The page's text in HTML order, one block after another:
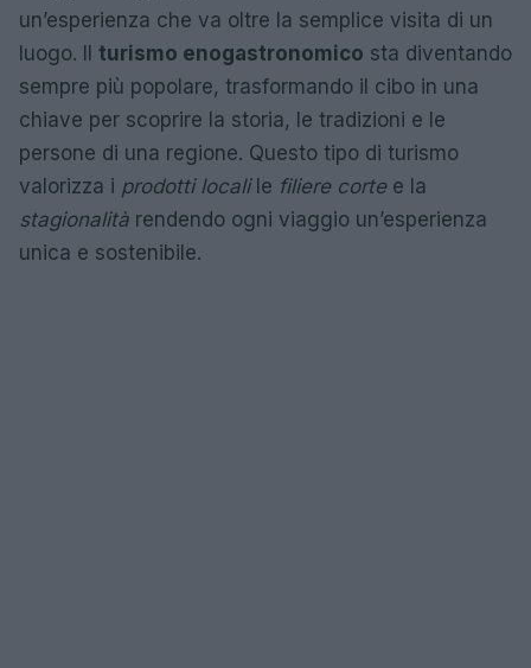
un’esperienza che va oltre la semplice visita di un
luogo. Il turismo enogastronomico sta diventando
sempre più popolare, trasformando il cibo in una
chiave per scoprire la storia, le tradizioni e le
persone di una regione. Questo tipo di turismo
valorizza i prodotti localile filiere cortee la
stagionalità rendendo ogni viaggio un’esperienza
unica e sostenibile.